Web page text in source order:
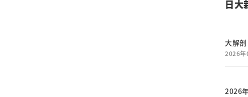
日大
大解
2026年
2026